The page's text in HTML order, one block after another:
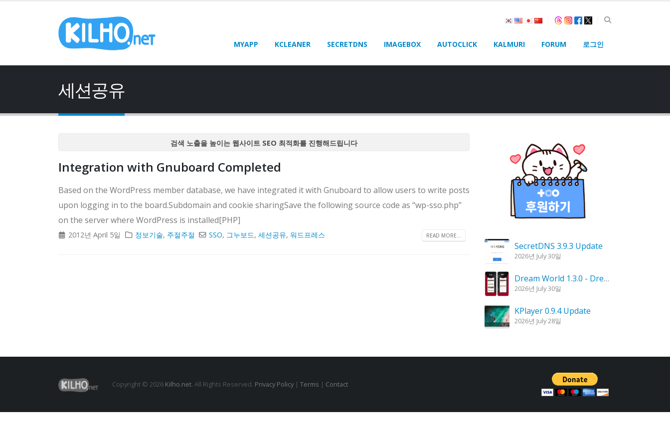
MYAPP KCLEANER SECRETDNS IMAGEBOX AUTOCLICK KALMURI FORUM 로그인
세션공유
검색 노출을 높이는 웹사이트 SEO 최적화를 진행해드립니다
검색 노출을 높이는 웹사이트 SEO 최적화를 진행해드립니다
검색 노출을 높이는 웹사이트 SEO 최적화를 진행해드립니다
검색 노출을 높이는 웹사이트 SEO 최적화를 진행해드립니다
Integration with Gnuboard Completed
Based on the WordPress member database, we have integrated it with Gnuboard to allow users to write posts
upon logging in to the board.Subdomain and cookie sharingSave the following source code as “wp-sso.php”
on the server where WordPress is installed[PHP]
2012년 April 5일 정보기술, 주절주절 SSO, 그누보드,세션공유,워드프레스 READ MORE...
SecretDNS 3.9.3 Update
2026년 July 30일
Dream World 1.3.0 - Dream Interpretation, Dream Analysis
2026년 July 30일
KPlayer 0.9.4 Update
2026년 July 28일
Kalmuri 4.2.6 Update
2026년 July 23일
Copyright © 2026 Kilho.net. All Rights Reserved. Privacy Policy| Terms | Contact